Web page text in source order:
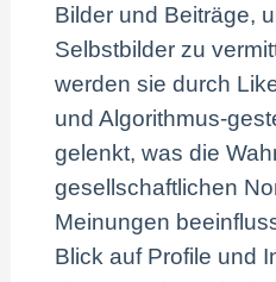
Bilder und Beiträge,
Selbstbilder zu
werden sie durch
und Algorithmus-
gelenkt, was die
gesellschaftlichen
Meinungen
Blick auf Profile und